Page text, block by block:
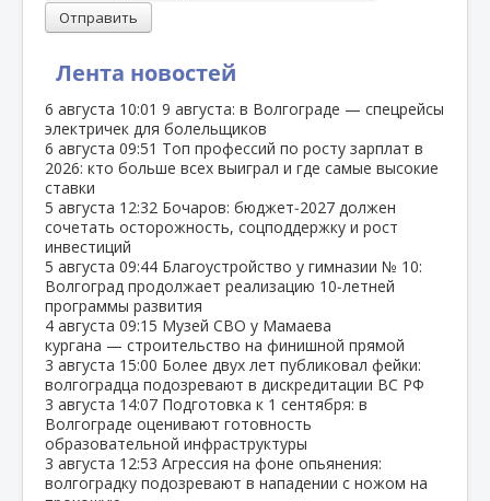
Лента новостей
6 августа 10:01 9 августа: в Волгограде — спецрейсы
электричек для болельщиков
6 августа 09:51 Топ профессий по росту зарплат в
2026: кто больше всех выиграл и где самые высокие
ставки
5 августа 12:32 Бочаров: бюджет‑2027 должен
сочетать осторожность, соцподдержку и рост
инвестиций
5 августа 09:44 Благоустройство у гимназии № 10:
Волгоград продолжает реализацию 10‑летней
программы развития
4 августа 09:15 Музей СВО у Мамаева
кургана — строительство на финишной прямой
3 августа 15:00 Более двух лет публиковал фейки:
волгоградца подозревают в дискредитации ВС РФ
3 августа 14:07 Подготовка к 1 сентября: в
Волгограде оценивают готовность
образовательной инфраструктуры
3 августа 12:53 Агрессия на фоне опьянения:
волгоградку подозревают в нападении с ножом на
Отправить